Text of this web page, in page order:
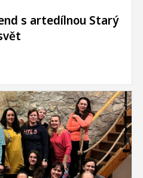
s artedílnou Starý